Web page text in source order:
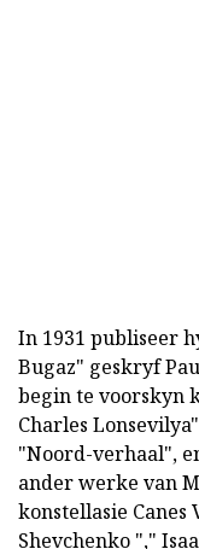
In 1931 publiseer
Bugaz" geskryf
begin te voorskyn
Charles
"Noord-verhaal",
ander werke van
konstellasie
Shevchenko ","